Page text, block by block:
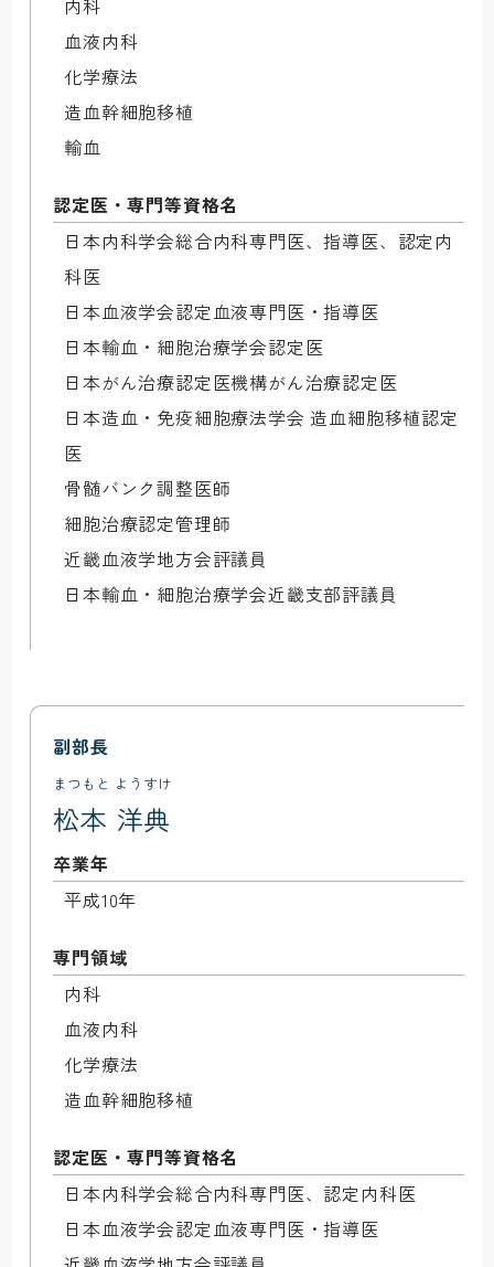
内科
血液内科
化学療法
造血幹細胞移植
輸血
認定医・専門等資格名
日本内科学会総合内科専門医、指導医、認定内
科医
日本血液学会認定血液専門医・指導医
日本輸血・細胞治療学会認定医
日本がん治療認定医機構がん治療認定医
日本造血・免疫細胞療法学会 造血細胞移植認定
医
骨髄バンク調整医師
細胞治療認定管理師
近畿血液学地方会評議員
副部長
まつもと ようすけ
松本 洋典
卒業年
平成10年
専門領域
内科
血液内科
化学療法
造血幹細胞移植
認定医・専門等資格名
日本内科学会総合内科専門医、認定内科医
日本血液学会認定血液専門医・指導医